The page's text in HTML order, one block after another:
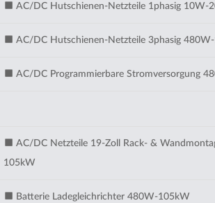
AC/DC Hutschienen-Netzteile 1phasig 10W-
AC/DC Hutschienen-Netzteile 3phasig
AC/DC Programmierbare Stromversorgung
AC/DC Netzteile 19-Zoll Rack- &
105kW
Batterie Ladegleichrichter 480W-105kW